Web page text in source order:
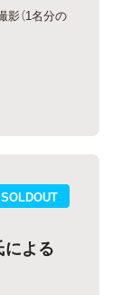
（1名分の
SOLDOUT
よる